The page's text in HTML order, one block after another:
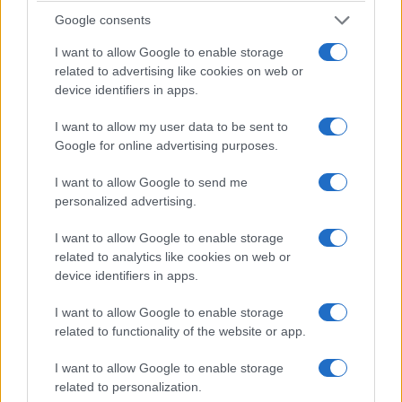
Google consents
I want to allow Google to enable storage
related to advertising like cookies on web or
device identifiers in apps.
I want to allow my user data to be sent to
Google for online advertising purposes.
I want to allow Google to send me
personalized advertising.
I want to allow Google to enable storage
related to analytics like cookies on web or
device identifiers in apps.
I want to allow Google to enable storage
related to functionality of the website or app.
I want to allow Google to enable storage
related to personalization.
Forse è proprio questa l’occasione che resta
Fare della Corte non un
ostacolo all’amministrazione, ma una
amministrazione: più veloce nei giudizi, più forte
nell’analisi dei dati, più chiara nel distinguere